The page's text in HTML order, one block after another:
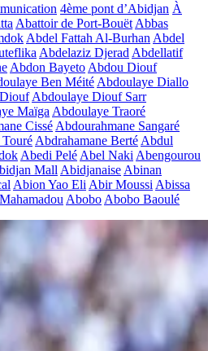
4ème pont d’Abidjan À
Abattoir de Port-Bouët Abbas
Abdel Fattah Al-Burhan Abdel
Abdelaziz Djerad Abdellatif
Abdon Bayeto Abdou Diouf
Ben Méité Abdoulaye Diallo
Abdoulaye Diouf Sarr
Maïga Abdoulaye Traoré
Cissé Abdourahmane Sangaré
Abdrahamane Berté Abdul
Abedi Pelé Abel Naki Abengourou
Mall Abidjanaise Abinan
Abion Yao Eli Abir Moussi Abissa
Abobo Abobo Baoulé